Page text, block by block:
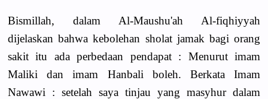
Bismillah, dalam Al-Maushu'ah Al-fiqhiyyah
dijelaskan bahwa kebolehan sholat jamak bagi orang
sakit itu ada perbedaan pendapat : Menurut imam
Maliki dan imam Hanbali boleh. Berkata Imam
Nawawi : setelah saya tinjau yang masyhur dalam